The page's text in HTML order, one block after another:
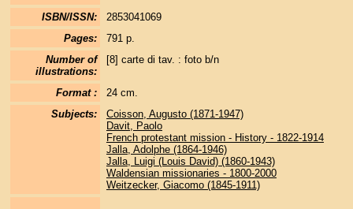
ISBN/ISSN:
2853041069
Pages:
791 p.
Number of
illustrations:
[8] carte di tav. : foto b/n
Format :
24 cm.
Subjects:
Coisson, Augusto (1871-1947)
Davit, Paolo
French protestant mission - History - 1822-1914
Jalla, Adolphe (1864-1946)
Jalla, Luigi (Louis David) (1860-1943)
Waldensian missionaries - 1800-2000
Weitzecker, Giacomo (1845-1911)